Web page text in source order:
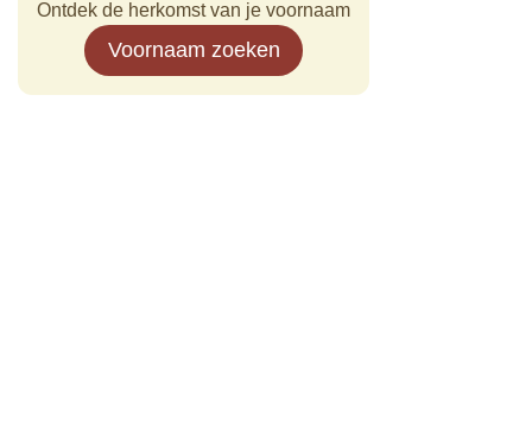
Ontdek de herkomst van je voornaam
Voornaam zoeken